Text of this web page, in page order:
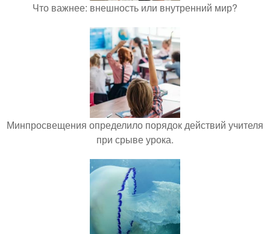
Что важнее: внешность или внутренний мир?
Минпросвещения определило порядок действий учителя
при срыве урока.